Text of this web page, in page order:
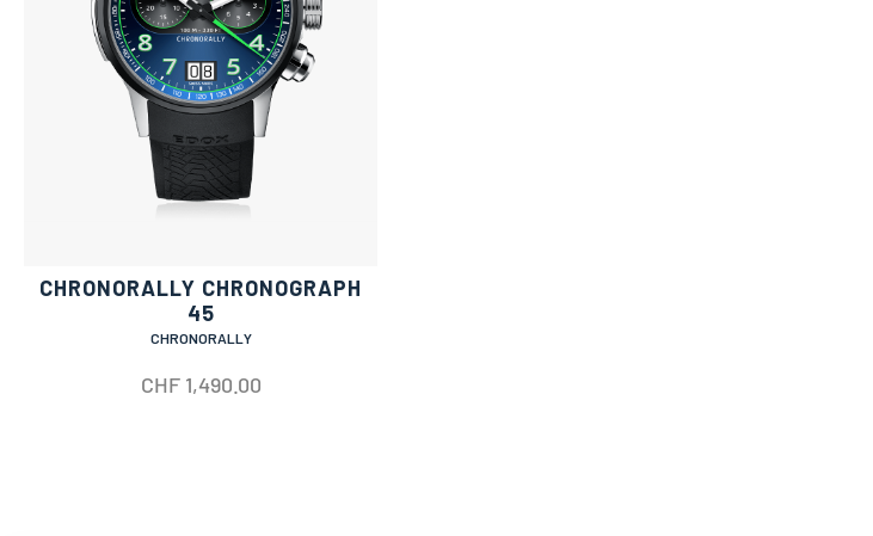
CHRONORALLY CHRONOGRAPH
45
CHRONORALLY
CHF1,490.00